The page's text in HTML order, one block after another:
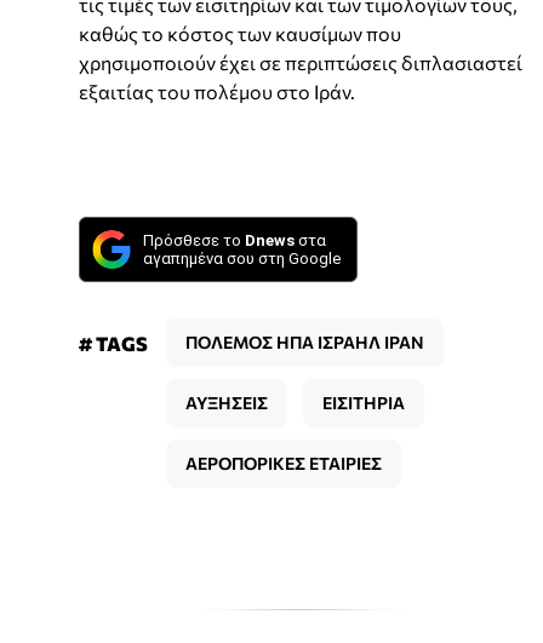
καθώς το κόστος των καυσίμων που
χρησιμοποιούν έχει σε περιπτώσεις διπλασιαστεί
εξαιτίας του πολέμου στο Ιράν.
Πρόσθεσε το Dnews στα
αγαπημένα σου στη Google
# TAGS ΠΟΛΕΜΟΣ ΗΠΑ ΙΣΡΑΗΛ ΙΡΑΝ
ΑΥΞΗΣΕΙΣ ΕΙΣΙΤΗΡΙΑ
ΑΕΡΟΠΟΡΙΚΕΣ ΕΤΑΙΡΙΕΣ